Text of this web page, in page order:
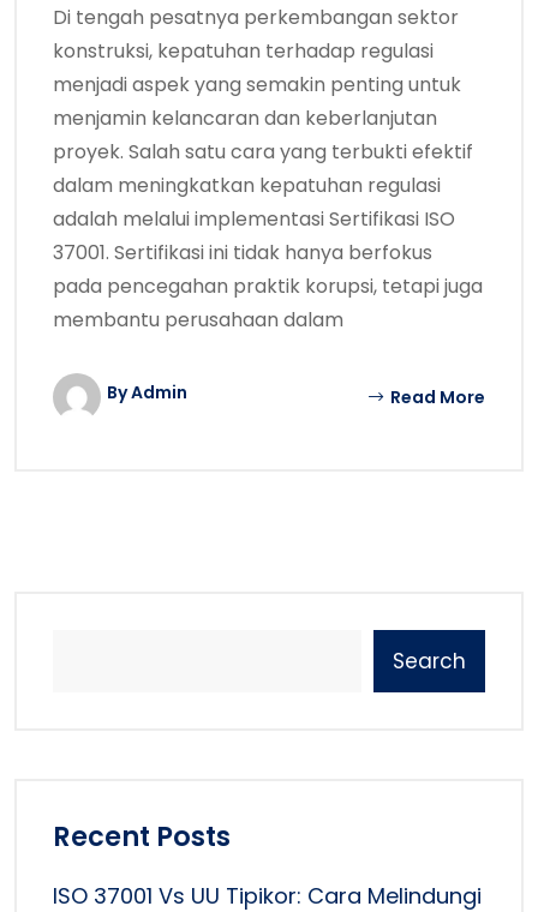
Di tengah pesatnya perkembangan sektor
konstruksi, kepatuhan terhadap regulasi
menjadi aspek yang semakin penting untuk
menjamin kelancaran dan keberlanjutan
proyek. Salah satu cara yang terbukti efektif
dalam meningkatkan kepatuhan regulasi
adalah melalui implementasi Sertifikasi ISO
37001. Sertifikasi ini tidak hanya berfokus
pada pencegahan praktik korupsi, tetapi juga
membantu perusahaan dalam
By Admin Read More
Search
Recent Posts
ISO 37001 Vs UU Tipikor: Cara Melindungi